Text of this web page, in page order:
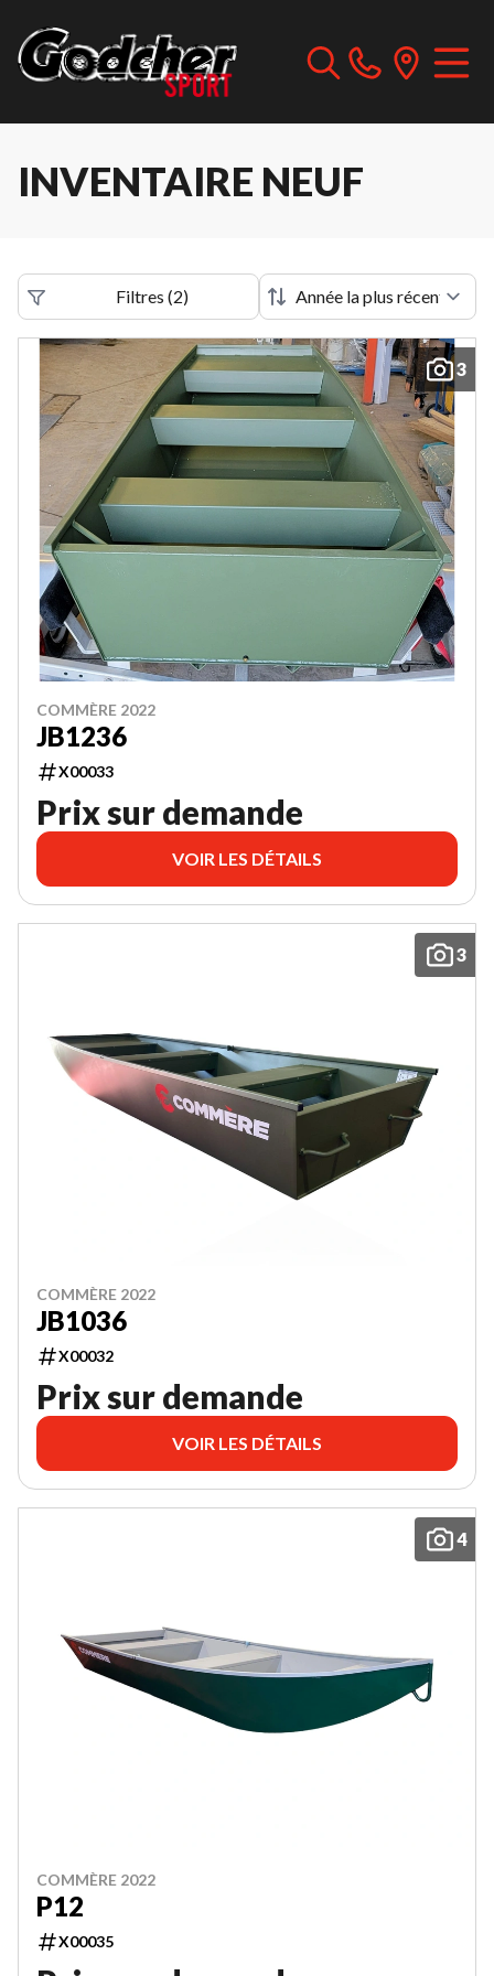
INVENTAIRE NEUF
Filtres (2)
3
COMMÈRE 2022
JB1236
X00033
Prix sur demande
VOIR LES DÉTAILS
3
COMMÈRE 2022
JB1036
X00032
Prix sur demande
VOIR LES DÉTAILS
4
COMMÈRE 2022
P12
X00035